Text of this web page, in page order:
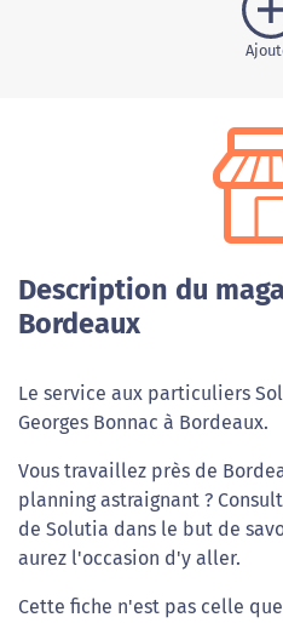
Description du
Bordeaux
Le service aux particuliers
Georges Bonnac à Bordeaux.
Vous travaillez près de
planning astraignant ?
de Solutia dans le but de
aurez l'occasion d'y aller.
Cette fiche n'est pas celle